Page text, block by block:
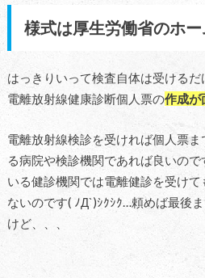
様式は厚生労働省のホ
はっきりいって検査自体は受けるだ
電離放射線健康診断個人票の作成が
電離放射線検診を受ければ個人票
る病院や検診機関であれば良いの
いる健診機関では電離健診を受け
ないのです( ﾉД`)ｼｸｼｸ…頼めば最後
けど、、、